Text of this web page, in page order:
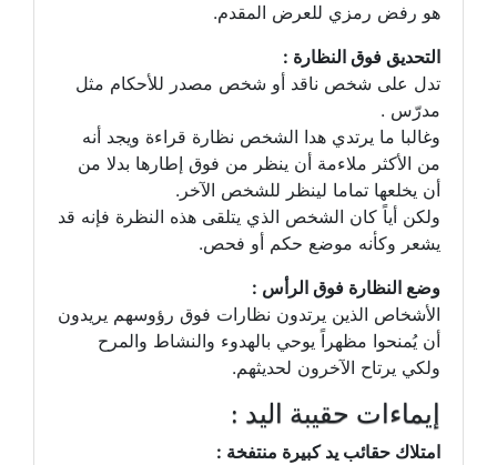
هو رفض رمزي للعرض المقدم.
التحديق فوق النظارة :
تدل على شخص ناقد أو شخص مصدر للأحكام مثل
مدرّس .
وغالبا ما يرتدي هدا الشخص نظارة قراءة ويجد أنه
من الأكثر ملاءمة أن ينظر من فوق إطارها بدلا من
أن يخلعها تماما لينظر للشخص الآخر.
ولكن أياً كان الشخص الذي يتلقى هذه النظرة فإنه قد
يشعر وكأنه موضع حكم أو فحص.
وضع النظارة فوق الرأس :
الأشخاص الذين يرتدون نظارات فوق رؤوسهم يريدون
أن يُمنحوا مظهراً يوحي بالهدوء والنشاط والمرح
ولكي يرتاح الآخرون لحديثهم.
إيماءات حقيبة اليد :
امتلاك حقائب يد كبيرة منتفخة :